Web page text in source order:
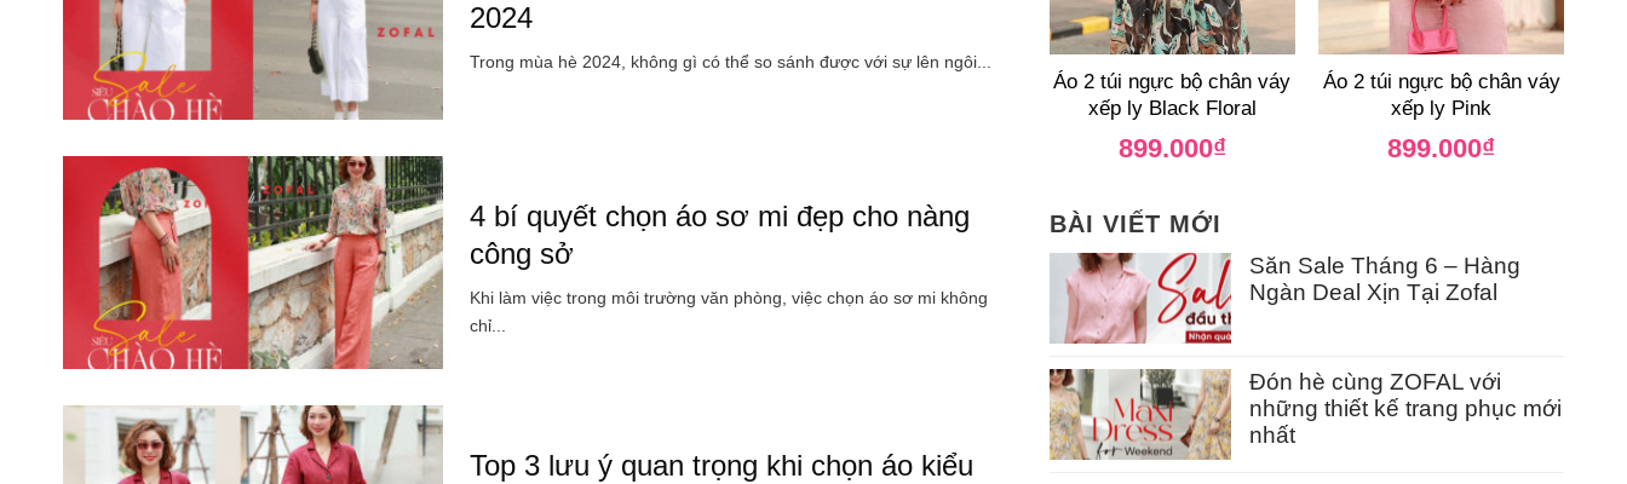
2024
Trong mùa hè 2024, không gì có thể so sánh được với sự lên ngôi...
4 bí quyết chọn áo sơ mi đẹp cho nàng
công sở
Khi làm việc trong môi trường văn phòng, việc chọn áo sơ mi không
chỉ...
Top 3 lưu ý quan trọng khi chọn áo kiểu
Áo 2 túi ngực bộ chân váy
xếp ly Black Floral
899.000₫
Áo 2 túi ngực bộ chân váy
xếp ly Pink
899.000₫
BÀI VIẾT MỚI
Săn Sale Tháng 6 – Hàng
Ngàn Deal Xịn Tại Zofal
Đón hè cùng ZOFAL với
những thiết kế trang phục mới
nhất